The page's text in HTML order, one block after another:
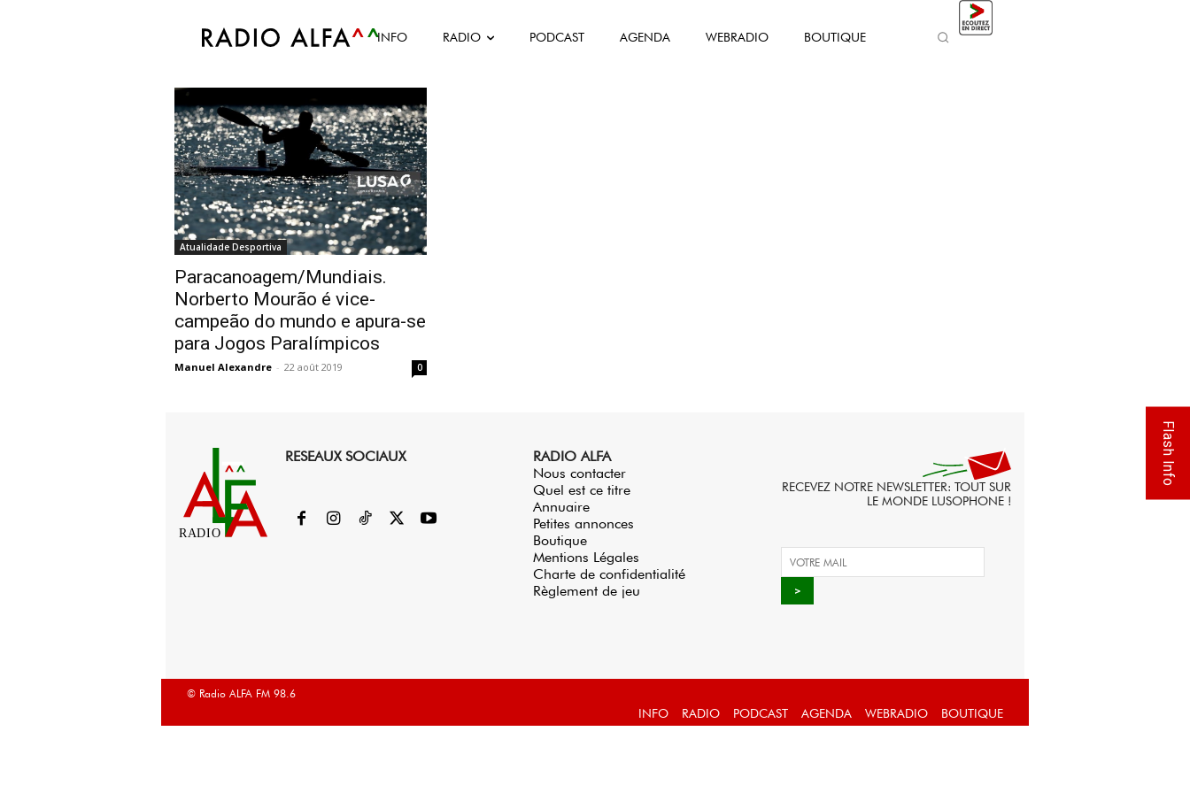
INFO RADIO PODCAST AGENDA WEBRADIO BOUTIQUE
Accueil Tags Norberto Mourão
Tag: Norberto Mourão
Atualidade Desportiva
Paracanoagem/Mundiais.
Norberto Mourão é vice-
campeão do mundo e apura-se
para Jogos Paralímpicos
Manuel Alexandre - 22 août 2019 0
RADIO
RESEAUX SOCIAUX
RADIO ALFA
Nous contacter
Quel est ce titre
Annuaire
Petites annonces
Boutique
Mentions Légales
Charte de confidentialité
Règlement de jeu
RECEVEZ NOTRE NEWSLETTER: TOUT SUR
LE MONDE LUSOPHONE !
© Radio ALFA FM 98.6
INFO RADIO PODCAST AGENDA WEBRADIO BOUTIQUE
Flash Info